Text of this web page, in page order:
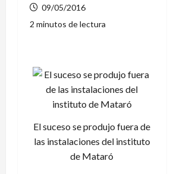
09/05/2016
2 minutos de lectura
El suceso se produjo fuera de
las instalaciones del instituto
de Mataró